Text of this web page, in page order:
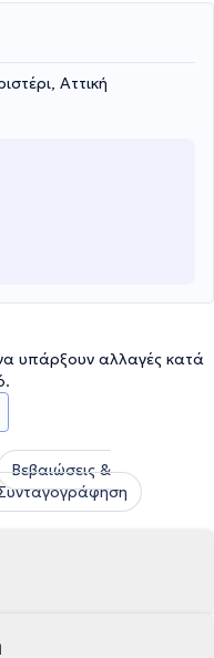
Αττική
να υπάρξουν αλλαγές κατά
Βεβαιώσεις &